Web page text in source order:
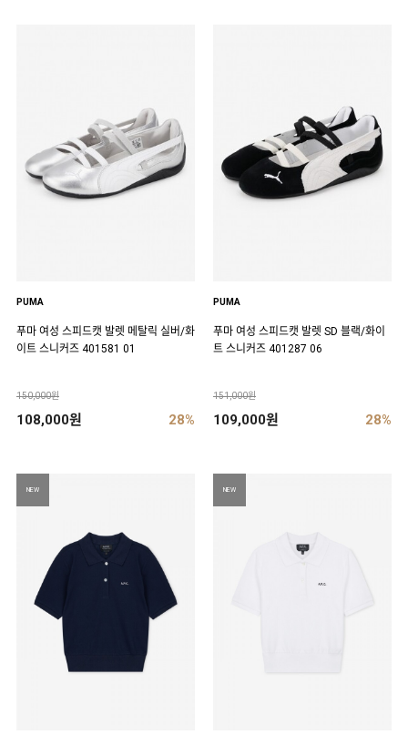
PUMA
푸마 여성 스피드캣 발렛 메탈릭 실버/화
이트 스니커즈 401581 01
150,000원
108,000원 28%
PUMA
푸마 여성 스피드캣 발렛 SD 블랙/화이
트 스니커즈 401287 06
151,000원
109,000원 28%
NEW NEW